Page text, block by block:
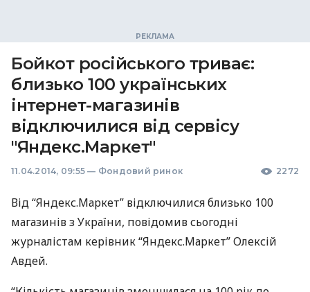
Бойкот російського триває:
близько 100 українських
інтернет-магазинів
відключилися від сервісу
"Яндекс.Маркет"
11.04.2014, 09:55 — Фондовий ринок 2272
Від “Яндекс.Маркет” відключилися близько 100
магазинів з України, повідомив сьогодні
журналістам керівник “Яндекс.Маркет” Олексій
Авдей.